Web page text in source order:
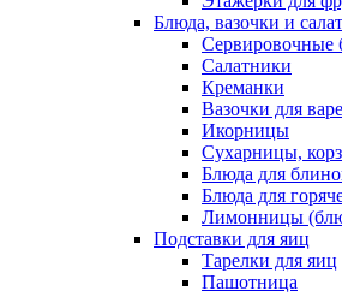
Блюда, вазочки и
Сервировочные
Салатники
Креманки
Вазочки для
Икорницы
Сухарницы,
Блюда для
Блюда для
Лимонницы
Подставки для яиц
Тарелки для яиц
Пашотница